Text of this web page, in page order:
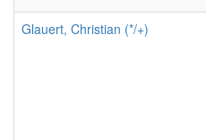
Glauert, Christian (*/+)